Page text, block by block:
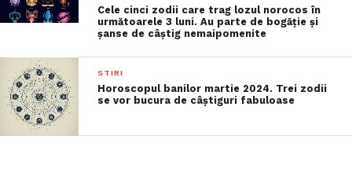
Cele cinci zodii care trag lozul norocos în
următoarele 3 luni. Au parte de bogăție și
șanse de câștig nemaipomenite
STIRI
Horoscopul banilor martie 2024. Trei zodii
se vor bucura de câștiguri fabuloase